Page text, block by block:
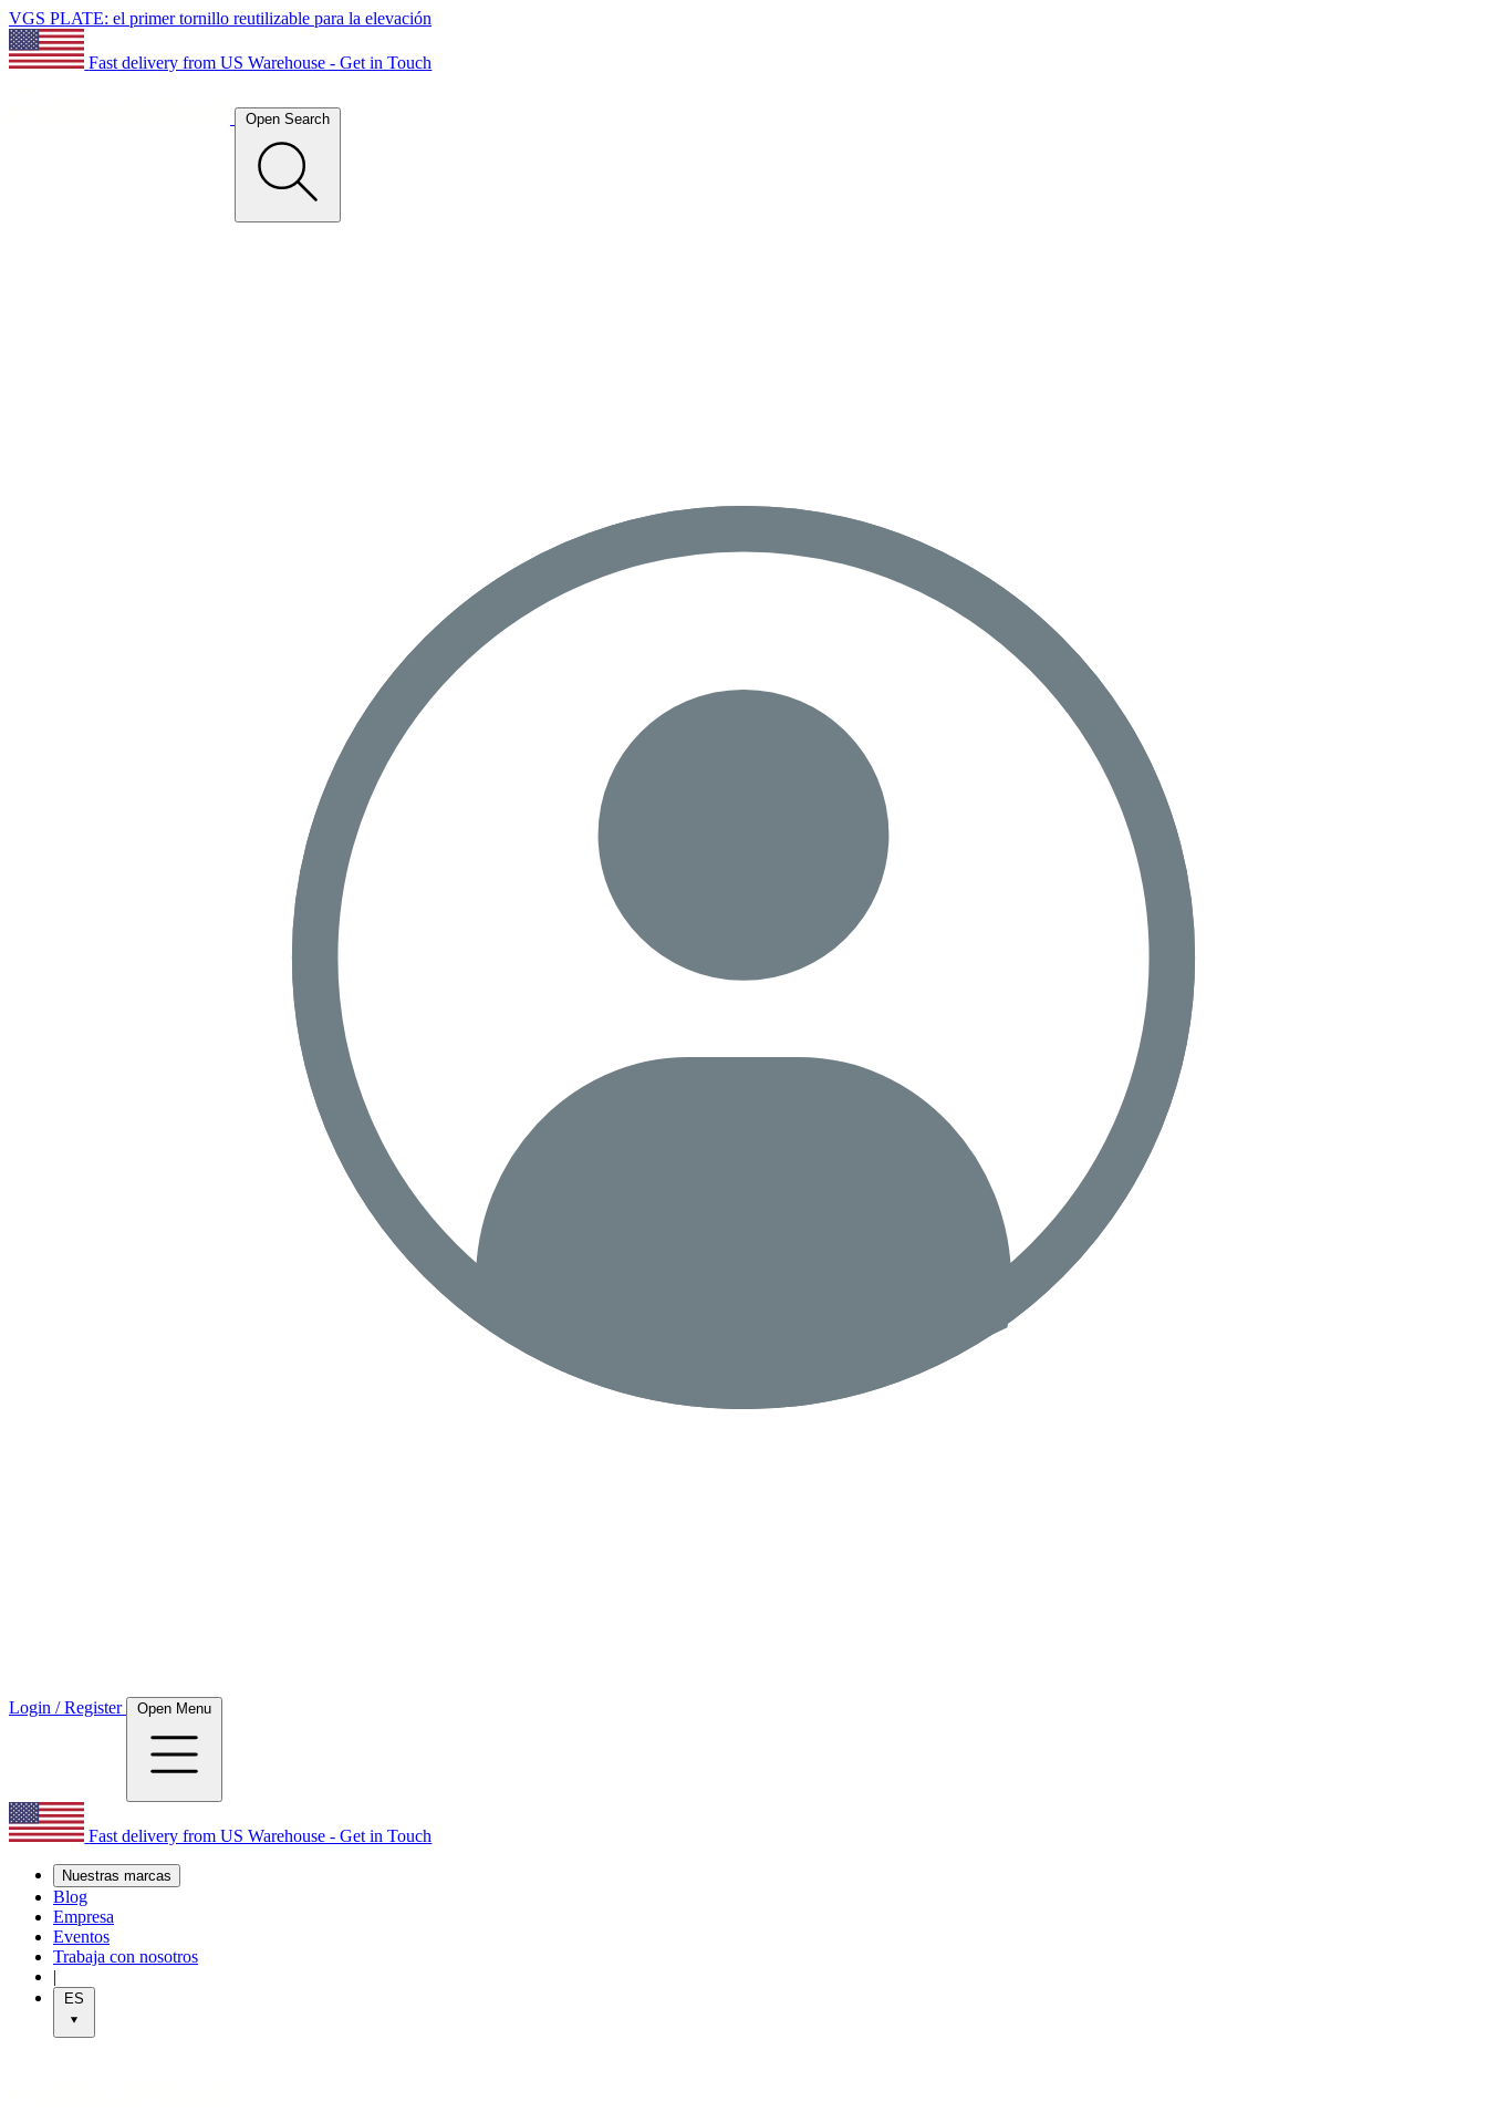
VGS PLATE: el primer tornillo reutilizable para la elevación
Fast delivery from US Warehouse - Get in Touch
Open Search
Login / Register Open Menu
Fast delivery from US Warehouse - Get in Touch
Nuestras marcas
Blog
Empresa
Eventos
Trabaja con nosotros
|
ES